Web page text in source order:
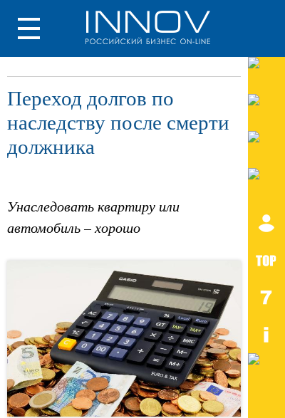
Переход долгов по
наследству после смерти
должника
Унаследовать квартиру или
автомобиль – хорошо